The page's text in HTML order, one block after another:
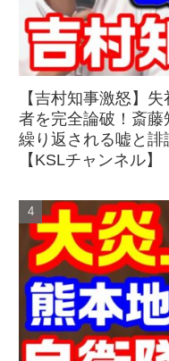
【吉村知事激怒】
者を完全論破！斎藤
繰り返される嘘と
【KSLチャンネル】